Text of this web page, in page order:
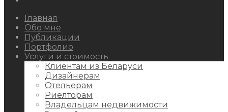
Главная
Обо мне
Публикации
Портфолио
Услуги и стоимость
Клиентам из Беларуси
Дизайнерам
Отельерам
Риелторам
Владельцам недвижимости